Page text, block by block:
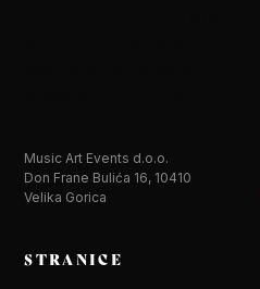
Music Art Events d.o.o.
Don Frane Bulića 16, 10410
Velika Gorica
STRANICE